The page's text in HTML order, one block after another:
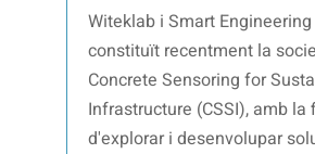
Witeklab i Smart
constituït recentment la
Concrete Sensoring for
Infrastructure (CSSI), amb
d'explorar i desenvolupar